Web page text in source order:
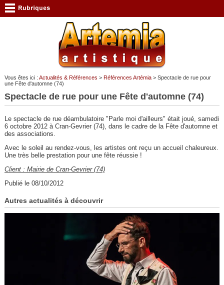
Vous êtes ici : Actualités & Références > Références Artémia> Spectacle de rue pour
une Fête d'automne (74)
Spectacle de rue pour une Fête d'automne (74)
Le spectacle de rue déambulatoire "Parle moi d'ailleurs" était joué, samedi
6 octobre 2012 à Cran-Gevrier (74), dans le cadre de la Fête d'automne et
des associations.
Avec le soleil au rendez-vous, les artistes ont reçu un accueil chaleureux.
Une très belle prestation pour une fête réussie !
Client : Mairie de Cran-Gevrier (74)
Publié le 08/10/2012
Autres actualités à découvrir